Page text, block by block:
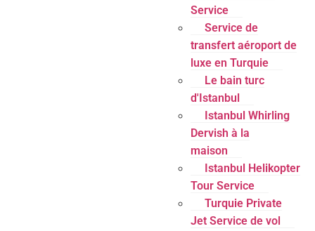
Service
Service de
transfert aéroport de
luxe en Turquie
Le bain turc
d'Istanbul
Istanbul Whirling
Dervish à la
maison
Istanbul Helikopter
Tour Service
Turquie Private
Jet Service de vol